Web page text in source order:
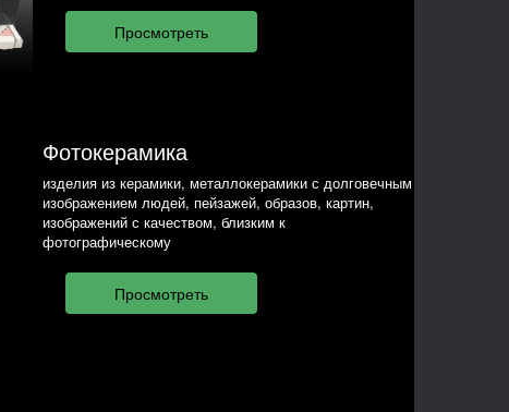
Фотокерамика
изделия из керамики, металлокерамики с долговечным
изображением людей, пейзажей, образов, картин,
изображений с качеством, близким к
фотографическому